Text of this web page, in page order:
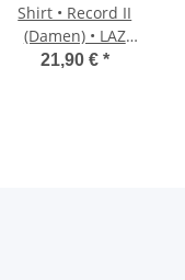
Shirt • Record II
(Damen) • LAZ
Birkenfeld •
21,90 € *